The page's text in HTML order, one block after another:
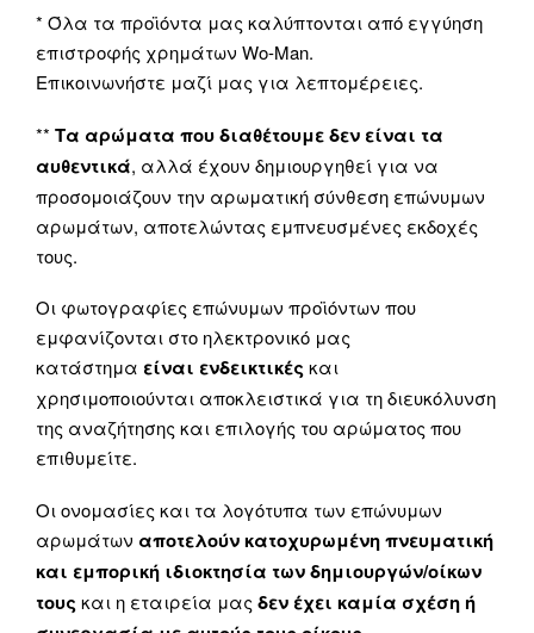
* Όλα τα προϊόντα μας καλύπτονται από εγγύηση
επιστροφής χρημάτων Wo-Man.
Επικοινωνήστε μαζί μας για λεπτομέρειες.
** Τα αρώματα που διαθέτουμε δεν είναι τα
αυθεντικά, αλλά έχουν δημιουργηθεί για να
προσομοιάζουν την αρωματική σύνθεση επώνυμων
αρωμάτων, αποτελώντας εμπνευσμένες εκδοχές
τους.
Οι φωτογραφίες επώνυμων προϊόντων που
εμφανίζονται στο ηλεκτρονικό μας
κατάστημα είναι ενδεικτικές και
χρησιμοποιούνται αποκλειστικά για τη διευκόλυνση
της αναζήτησης και επιλογής του αρώματος που
επιθυμείτε.
Οι ονομασίες και τα λογότυπα των επώνυμων
αρωμάτων αποτελούν κατοχυρωμένη πνευματική
και εμπορική ιδιοκτησία των δημιουργών/οίκων
τους και η εταιρεία μας δεν έχει καμία σχέση ή